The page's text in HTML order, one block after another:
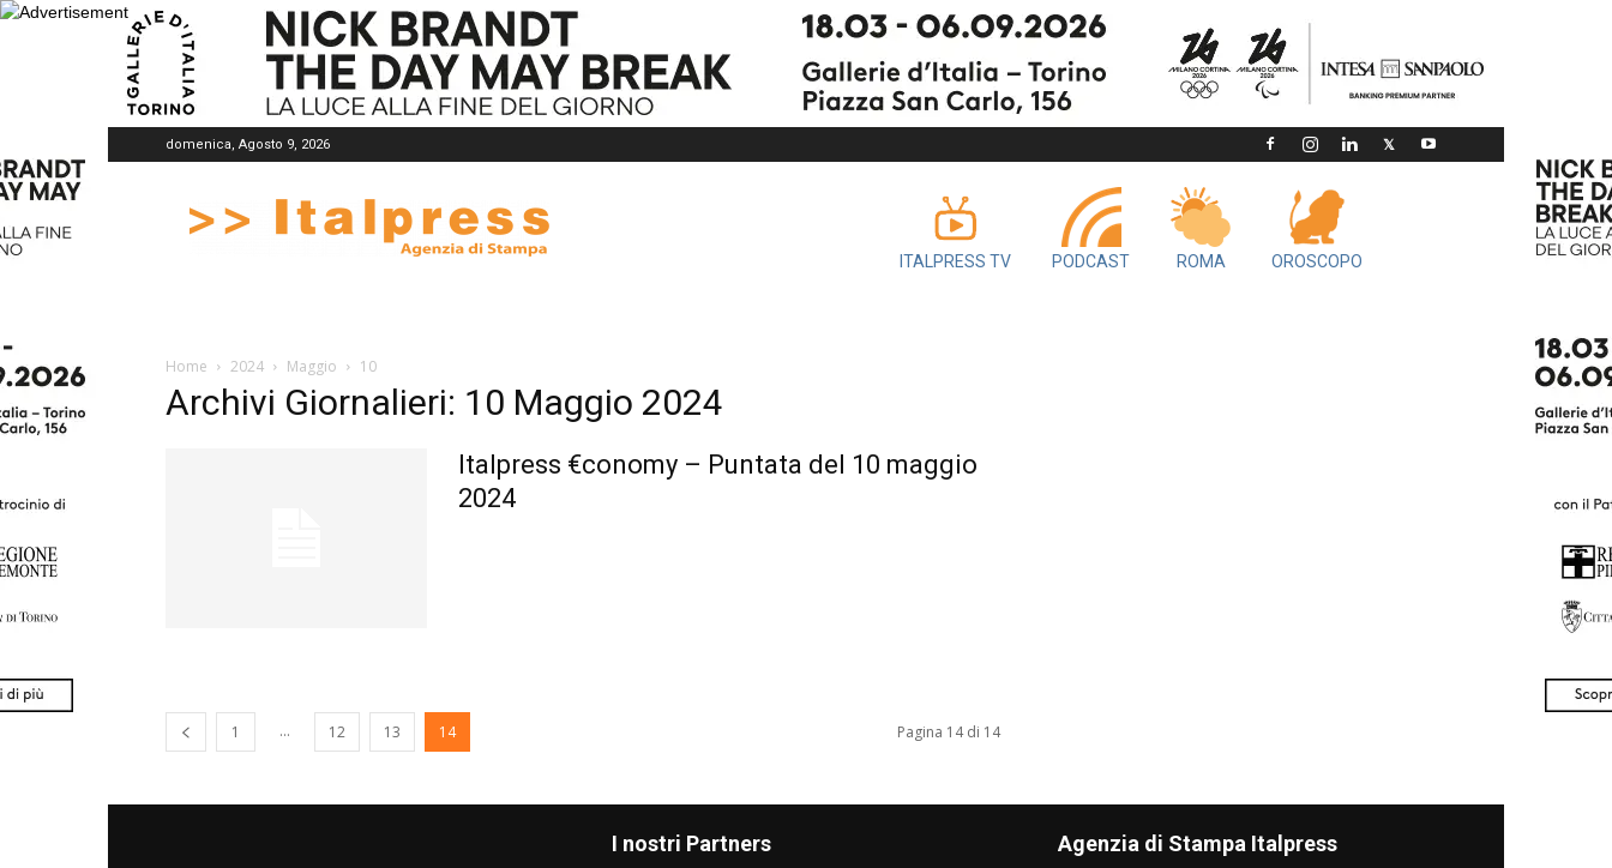
domenica, Agosto 9, 2026
ITALPRESS TV PODCAST ROMA OROSCOPO
Home 2024 Maggio 10
Archivi Giornalieri: 10 Maggio 2024
Italpress €conomy – Puntata del 10 maggio
2024
1 ... 12 13 14 Pagina 14 di 14
I nostri Partners Agenzia di Stampa Italpress